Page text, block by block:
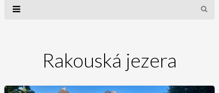
Rakouská jezera